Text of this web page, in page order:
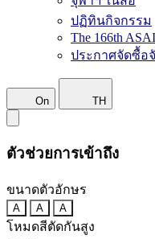
ปฏิทินกิจกรรม
The 166th
ประกาศจัดซื้อ
On TH
ตัวช่วยการเข้าถึง
ขนาดตัวอักษร
A A A
โหมดสีตัดกันสูง